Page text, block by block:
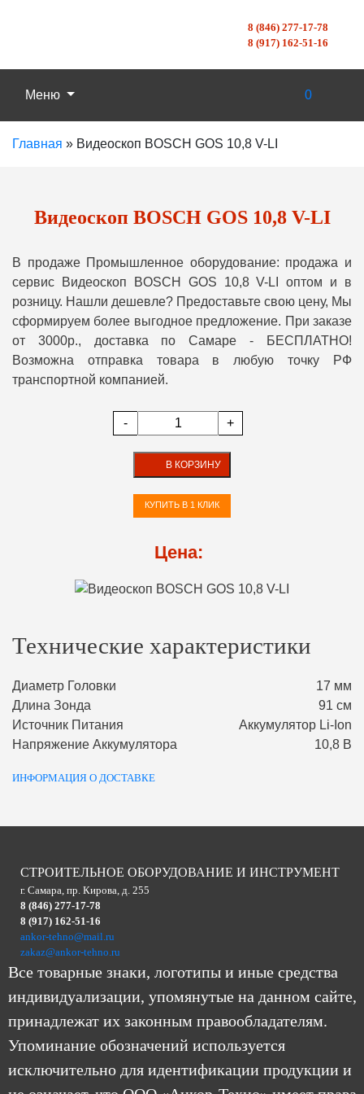
8 (846) 277-17-78
8 (917) 162-51-16
Меню 0
Главная » Видеоскоп BOSCH GOS 10,8 V-LI
Видеоскоп BOSCH GOS 10,8 V-LI
В продаже Промышленное оборудование: продажа и
сервис Видеоскоп BOSCH GOS 10,8 V-LI оптом и в
розницу. Нашли дешевле? Предоставьте свою цену, Мы
сформируем более выгодное предложение. При заказе
от 3000р., доставка по Самаре - БЕСПЛАТНО!
Возможна отправка товара в любую точку РФ
транспортной компанией.
- +
В КОРЗИНУ
КУПИТЬ В 1 КЛИК
Цена:
Технические характеристики
Диаметр Головки
17 мм
Длина Зонда
91 см
Источник Питания
Аккумулятор Li-Ion
Напряжение Аккумулятора
10,8 В
ИНФОРМАЦИЯ О ДОСТАВКЕ
СТРОИТЕЛЬНОЕ ОБОРУДОВАНИЕ И ИНСТРУМЕНТ
г. Самара, пр. Кирова, д. 255
8 (846) 277-17-78
8 (917) 162-51-16
ankor-tehno@mail.ru
zakaz@ankor-tehno.ru
Все товарные знаки, логотипы и иные средства
индивидуализации, упомянутые на данном сайте,
принадлежат их законным правообладателям.
Упоминание обозначений используется
исключительно для идентификации продукции и